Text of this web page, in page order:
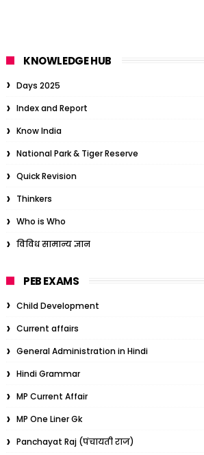
KNOWLEDGE HUB
Days 2025
Index and Report
Know India
National Park & Tiger Reserve
Quick Revision
Thinkers
Who is Who
विविध सामान्य ज्ञान
PEB EXAMS
Child Development
Current affairs
General Administration in Hindi
Hindi Grammar
MP Current Affair
MP One Liner Gk
Panchayat Raj (पंचायती राज)